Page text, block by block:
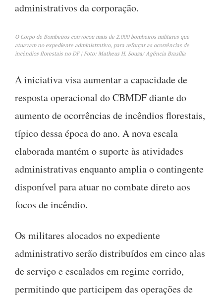
administrativos da corporação.
O Corpo de Bombeiros convocou mais de 2.000 bombeiros militares que
atuavam no expediente administrativo, para reforçar as ocorrências de
incêndios florestais no DF | Foto: Matheus H. Souza/ Agência Brasília
A iniciativa visa aumentar a capacidade de
resposta operacional do CBMDF diante do
aumento de ocorrências de incêndios florestais,
típico dessa época do ano. A nova escala
elaborada mantém o suporte às atividades
administrativas enquanto amplia o contingente
disponível para atuar no combate direto aos
focos de incêndio.
Os militares alocados no expediente
administrativo serão distribuídos em cinco alas
de serviço e escalados em regime corrido,
permitindo que participem das operações de